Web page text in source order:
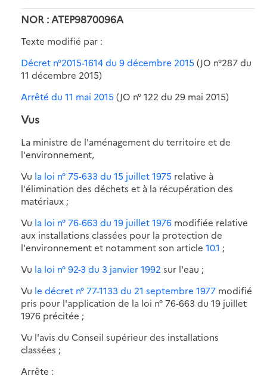
NOR : ATEP9870096A
Texte modifié par :
Décret n°2015-1614 du 9 décembre 2015 (JO n°287 du
11 décembre 2015)
Arrêté du 11 mai 2015 (JO n° 122 du 29 mai 2015)
Vus
La ministre de l'aménagement du territoire et de
l'environnement,
Vu la loi n° 75-633 du 15 juillet 1975 relative à
l'élimination des déchets et à la récupération des
matériaux ;
Vu la loi n° 76-663 du 19 juillet 1976 modifiée relative
aux installations classées pour la protection de
l'environnement et notamment son article 10.1 ;
Vu la loi n° 92-3 du 3 janvier 1992 sur l'eau ;
Vu le décret n° 77-1133 du 21 septembre 1977 modifié
pris pour l'application de la loi n° 76-663 du 19 juillet
1976 précitée ;
Vu l'avis du Conseil supérieur des installations
classées ;
Arrête :